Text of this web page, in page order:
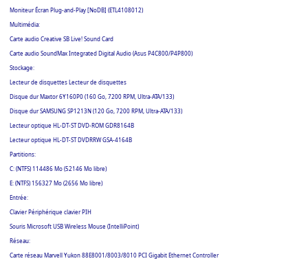
Moniteur Écran Plug-and-Play [NoDB] (ETL4108012)
Multimédia:
Carte audio Creative SB Live! Sound Card
Carte audio SoundMax Integrated Digital Audio (Asus P4C800/P4P800)
Stockage:
Lecteur de disquettes Lecteur de disquettes
Disque dur Maxtor 6Y160P0 (160 Go, 7200 RPM, Ultra-ATA/133)
Disque dur SAMSUNG SP1213N (120 Go, 7200 RPM, Ultra-ATA/133)
Lecteur optique HL-DT-ST DVD-ROM GDR8164B
Lecteur optique HL-DT-ST DVDRRW GSA-4164B
Partitions:
C: (NTFS) 114486 Mo (52146 Mo libre)
E: (NTFS) 156327 Mo (2656 Mo libre)
Entrée:
Clavier Périphérique clavier PIH
Souris Microsoft USB Wireless Mouse (IntelliPoint)
Réseau:
Carte réseau Marvell Yukon 88E8001/8003/8010 PCI Gigabit Ethernet Controller